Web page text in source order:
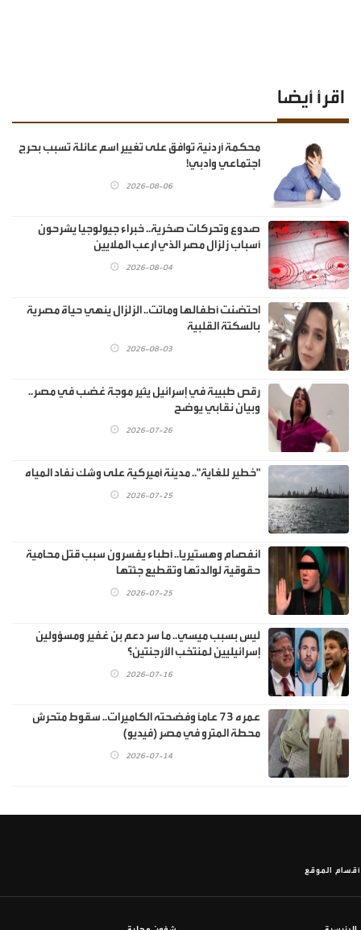
اقرأ أيضا
محكمة أردنية توافق على تغيير اسم عائلة تسبب بحرج
اجتماعي وادبي!
2026-08-06
صدوع وتحركات صخرية.. خبراء جيولوجيا يشرحون
أسباب زلزال مصر الذي ارعب الملايين
2026-08-04
احتضنت أطفالها وماتت.. الزلزال ينهي حياة مصرية
بالسكتة القلبية
2026-08-03
رقص طبيبة في إسرائيل يثير موجة غضب في مصر..
وبيان نقابي يوضح
2026-07-26
"خطير للغاية".. مدينة أميركية على وشك نفاد المياه
2026-07-25
انفصام وهستيريا.. أطباء يفسرون سبب قتل محامية
حقوقية لوالدتها وتقطيع جثتها
2026-07-25
ليس بسبب ميسي.. ما سر دعم بن غفير ومسؤولين
إسرائيليين لمنتخب الأرجنتين؟
2026-07-16
عمره 73 عاماً وفضحته الكاميرات.. سقوط متحرش
محطة المترو في مصر (فيديو)
2026-07-14
أقسام الموقع